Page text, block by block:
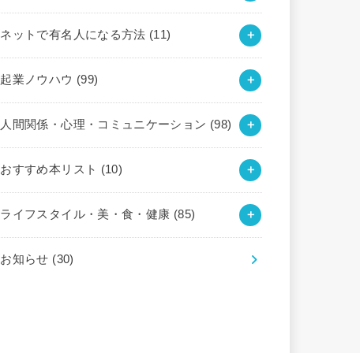
ネットで有名人になる方法 (11)
起業ノウハウ (99)
人間関係・心理・コミュニケーション (98)
おすすめ本リスト (10)
ライフスタイル・美・食・健康 (85)
お知らせ (30)